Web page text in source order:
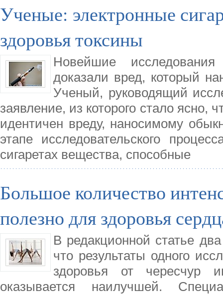
Ученые: электронные
здоровья токсины
Новейшие
доказали вред, который
Ученый, руководящий
заявление, из которого стало ясно,
идентичен вреду, наносимому
этапе исследовательского
сигаретах вещества, способные
Большое количество
полезно для здоровья
В редакционной статье
что результаты одного
здоровья от чересчур
оказывается наилучшей.